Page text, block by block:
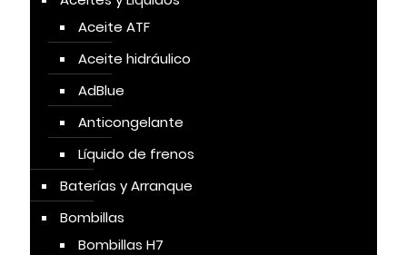
Aceite ATF
Aceite hidráulico
AdBlue
Anticongelante
Líquido de frenos
Baterías y Arranque
Bombillas
Bombillas H7